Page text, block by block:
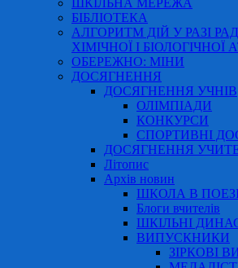
ШКІЛЬНА МЕРЕЖА
БІБЛІОТЕКА
АЛГОРИТМ ДІЙ У РАЗІ
ХІМІЧНОЇ І БІОЛОГІЧНОЇ
ОБЕРЕЖНО: МІНИ
ДОСЯГНЕННЯ
ДОСЯГНЕННЯ УЧНІВ
ОЛІМПІАДИ
КОНКУРСИ
СПОРТИВНІ
ДОСЯГНЕННЯ
Літопис
Архів новин
ШКОЛА В
Блоги вчителів
ШКІЛЬНІ
ВИПУСКНИКИ
ЗІРКОВІ